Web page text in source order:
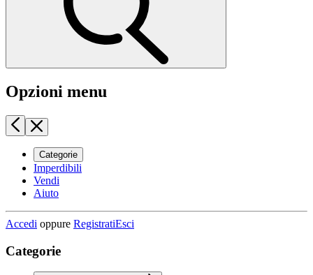
Opzioni menu
Categorie
Imperdibili
Vendi
Aiuto
Accedi oppure RegistratiEsci
Categorie